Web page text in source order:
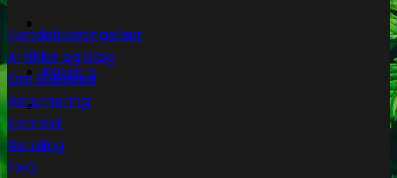
Kasse +
Handelsbetingelser
Artikler og blog
Om Subseed
Returnering
Kontakt
Betaling
FAQ